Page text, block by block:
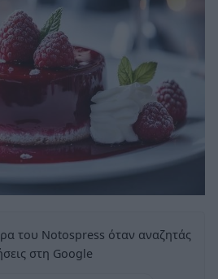
του Notospress όταν αναζητάς
στη Google